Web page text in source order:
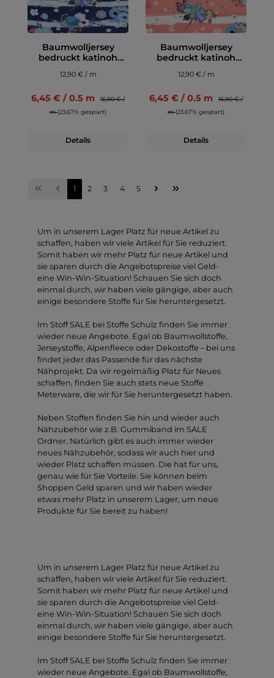
Baumwolljersey
bedruckt katinoh
BeYOUtiful, blau
12,90 € / m
6,45 € / 0.5 m
16,90 € /
m(23.67% gespart)
Details
Baumwolljersey
bedruckt katinoh
BeYOUtiful, rot
12,90 € / m
6,45 € / 0.5 m
16,90 € /
m(23.67% gespart)
Details
1 2 3 4 5
Um in unserem Lager Platz für neue Artikel zu
schaffen, haben wir viele Artikel für Sie reduziert.
Somit haben wir mehr Platz für neue Artikel und
sie sparen durch die Angebotspreise viel Geld-
eine Win-Win-Situation! Schauen Sie sich doch
einmal durch, wir haben viele gängige, aber auch
einige besondere Stoffe für Sie heruntergesetzt.
Im Stoff SALE bei Stoffe Schulz finden Sie immer
wieder neue Angebote. Egal ob Baumwollstoffe,
Jerseystoffe, Alpenfleece oder Dekostoffe – bei uns
findet jeder das Passende für das nächste
Nähprojekt. Da wir regelmäßig Platz für Neues
schaffen, finden Sie auch stets neue Stoffe
Meterware, die wir für Sie heruntergesetzt haben.
Neben Stoffen finden Sie hin und wieder auch
Nähzubehör wie z.B. Gummiband im SALE
Ordner. Natürlich gibt es auch immer wieder
neues Nähzubehör, sodass wir auch hier und
wieder Platz schaffen müssen. Die hat für uns,
genau wie für Sie Vorteile. Sie können beim
Shoppen Geld sparen und wir haben wieder
etwas mehr Platz in unserem Lager, um neue
Produkte für Sie bereit zu haben!
Um in unserem Lager Platz für neue Artikel zu
schaffen, haben wir viele Artikel für Sie reduziert.
Somit haben wir mehr Platz für neue Artikel und
sie sparen durch die Angebotspreise viel Geld-
eine Win-Win-Situation! Schauen Sie sich doch
einmal durch, wir haben viele gängige, aber auch
einige besondere Stoffe für Sie heruntergesetzt.
Im Stoff SALE bei Stoffe Schulz finden Sie immer
wieder neue Angebote. Egal ob Baumwollstoffe,